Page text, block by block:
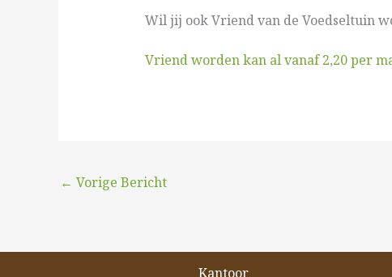
Wil jij ook Vriend van de Voedseltuin
Vriend worden kan al vanaf 2,20 per
← Vorige Bericht
Kantoor